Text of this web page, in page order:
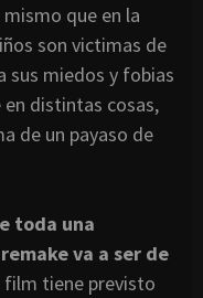
que en la
son victimas de
sus miedos y fobias
distintas cosas,
de un payaso de
toda una
va a ser de
film tiene previsto